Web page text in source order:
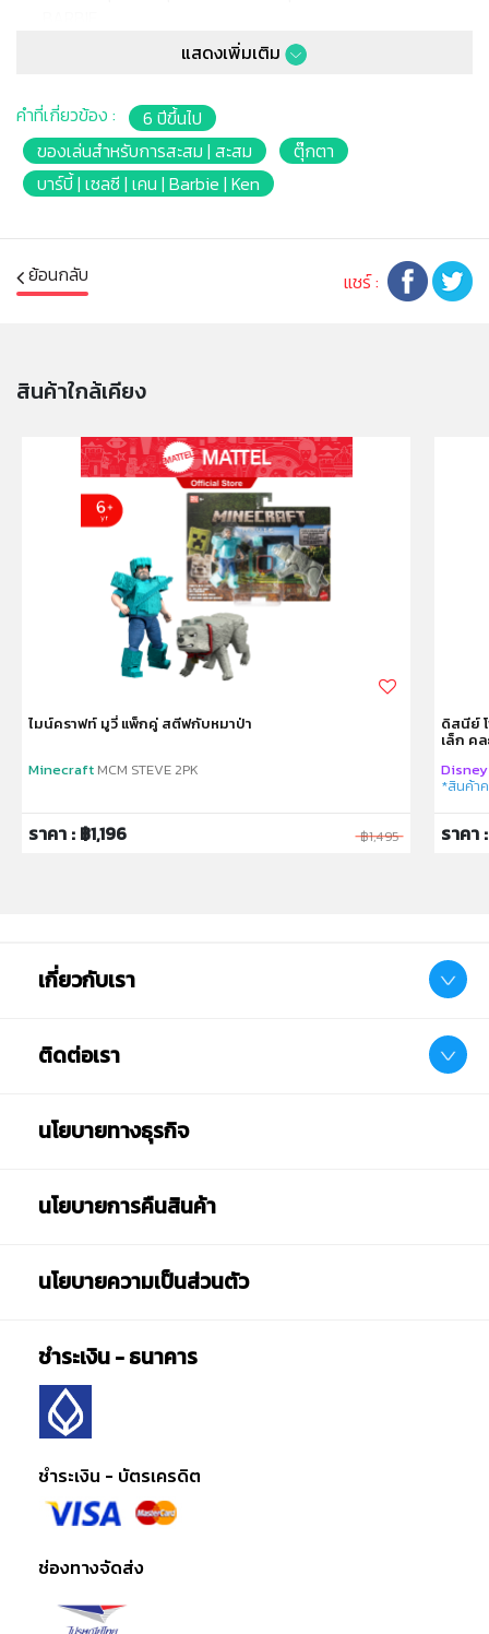
ตุ๊กตาบาร์บี้สำหรับเทศกาลแห่งความรัก บอกรักคนรักของ
เขียนข้อความบนกล่อง
สำหรับเด็ก 6 ปีขึ้นไป
หมายเหตุ:
ของผลิตภัณฑ์ที่แสดงบนเว็บไซต์อาจมีความแตกต่างกันจาก
ห้ามแยกชิ้นส่วนออกจากกัน ชิ้นส่วนมีขนาดเล็ก เด็กควรใช้
และขว้างปา
แสดงเพิ่มเติม
คำที่เกี่ยวข้อง :
6 ปีขึ้นไป
ของเล่นสำหรับการสะสม | สะสม
ตุ๊กตา
บาร์บี้ | เซลซี | เคน | Barbie | Ken
ย้อนกลับ แชร์ :
สินค้าใกล้เคียง
ไมน์คราฟท์ มูวี่ แพ็กคู่ สตีฟกับหมาป่า
Minecraft MCM STEVE 2PK
ราคา : ฿1,196 ฿1,495
ดิสนีย์
เล็ก ค
*สินค้า
ราคา
เกี่ยวกับเรา
ติดต่อเรา
นโยบายทางธุรกิจ
นโยบายการคืนสินค้า
นโยบายความเป็นส่วนตัว
ชำระเงิน - ธนาคาร
ชำระเงิน - บัตรเครดิต
ช่องทางจัดส่ง